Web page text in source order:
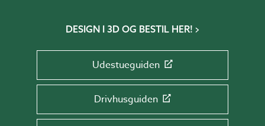
DESIGN I 3D OG BESTIL HER!
Udestueguiden
Drivhusguiden